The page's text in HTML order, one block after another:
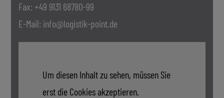
Fax: +49 9131 68780-99
E-Mail: info@logistik-point.de
Um diesen Inhalt zu sehen, müssen Sie
erst die Cookies akzeptieren.